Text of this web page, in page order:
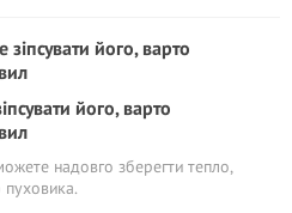
його, варто
надовго зберегти тепло,